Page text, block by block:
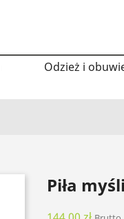
Odzież i
Piła